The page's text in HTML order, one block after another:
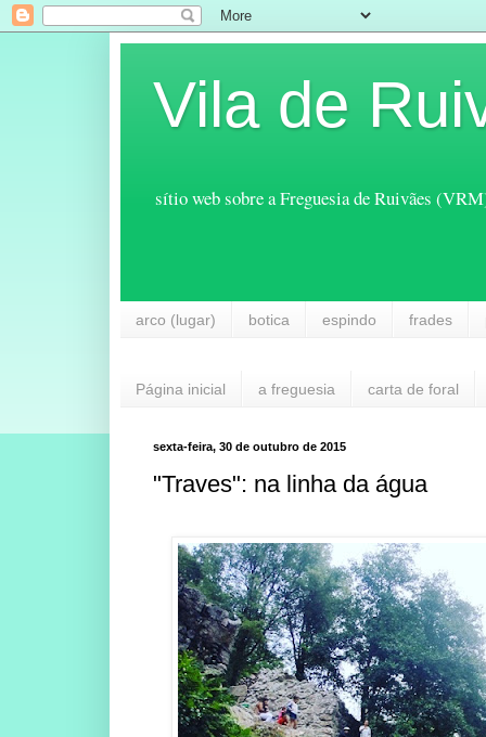
Vila de
sítio web sobre a Freguesia de Ruivães
arco (lugar) botica espindo frades
Página inicial a freguesia carta de foral
sexta-feira, 30 de outubro de 2015
"Traves": na linha da água